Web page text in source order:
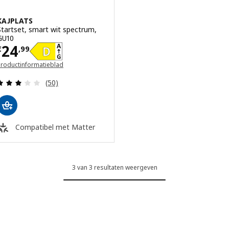
smart wit spectrum,
24,99€ 24,99
Beoordeling: 2.9 van 5 sterren. Totaal
(50)
Compatibel met Matter
3 van 3 resultaten weergeven